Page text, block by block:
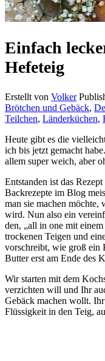
Einfach
Hefeteig
Erstellt von Volker
Brötchen und Gebäck,
Teilchen, Länderküchen,
Heute gibt es die
ich bis jetzt gemacht
allem super weich, aber
Entstanden ist das
Backrezepte im Blog
man sie machen möchte,
wird. Nun also ein
den, „all in one mit
trockenen Teigen und
vorschreibt, wie groß ein
Butter erst am Ende des
Wir starten mit dem
verzichten will und Ihr
Gebäck machen wollt.
Flüssigkeit in den Teig,